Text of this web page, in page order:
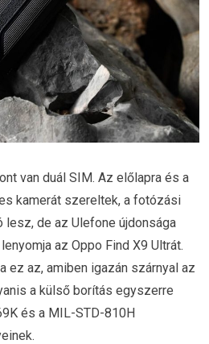
van duál SIM. Az előlapra és a
kamerát szereltek, a fotózási
lesz, de az Ulefone újdonsága
az Oppo Find X9 Ultrát.
ez az, amiben igazán szárnyal az
a külső borítás egyszerre
és a MIL-STD-810H